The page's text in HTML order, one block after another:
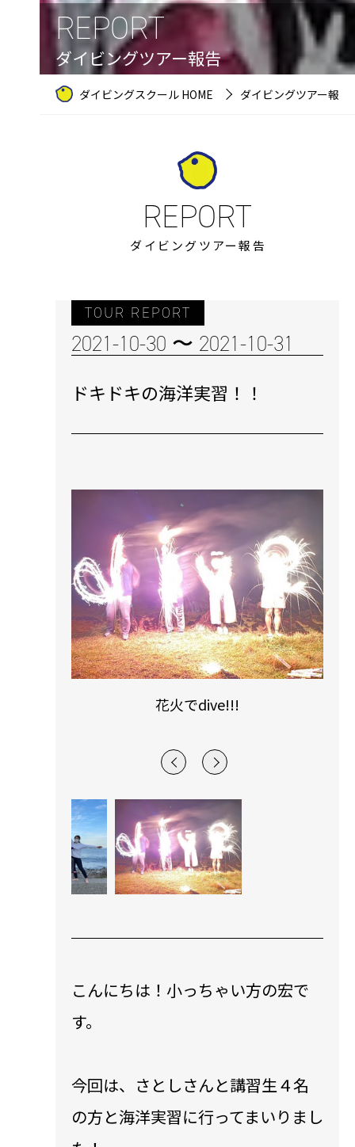
REPORT
ダイビングツアー報告
ダイビングスクール HOME ダイビングツアー報告
ダイビングツアー報告
TOUR REPORT
2021-10-30 〜 2021-10-31
ドキドキの海洋実習！！
花火でdive!!!
こんにちは！小っちゃい方の宏で
す。
今回は、さとしさんと講習生４名
の方と海洋実習に行ってまいりまし